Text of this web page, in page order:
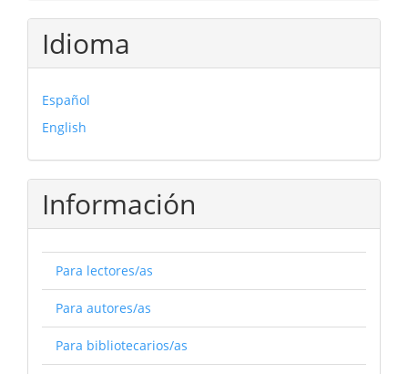
Idioma
Español
English
Información
Para lectores/as
Para autores/as
Para bibliotecarios/as